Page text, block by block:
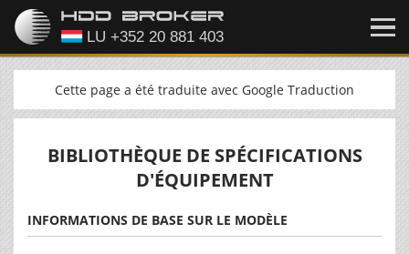
Cette page a été traduite avec Google Traduction
BIBLIOTHÈQUE DE SPÉCIFICATIONS
D'ÉQUIPEMENT
INFORMATIONS DE BASE SUR LE MODÈLE